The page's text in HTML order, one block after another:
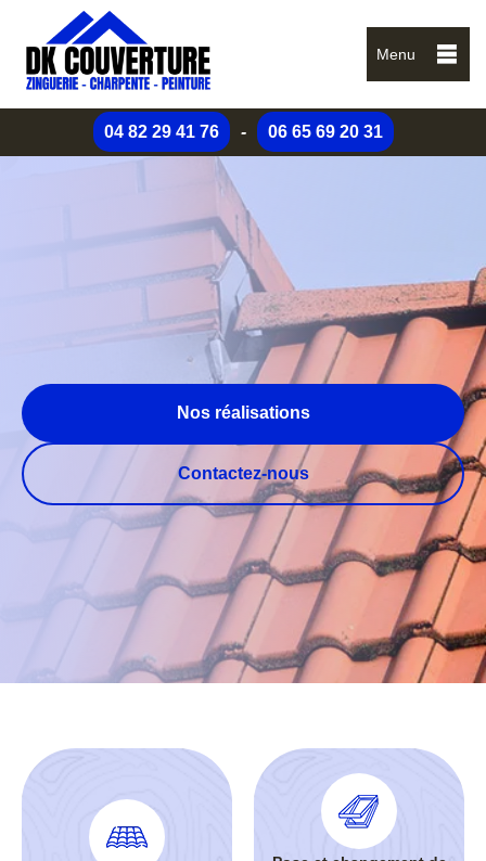
Menu
04 82 29 41 76 - 06 65 69 20 31
Nos réalisations
Contactez-nous